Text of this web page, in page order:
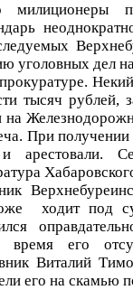
милиционеры
уголовных дел
тысяч рублей,
При
ходит под
его
Виталий
его на скамью